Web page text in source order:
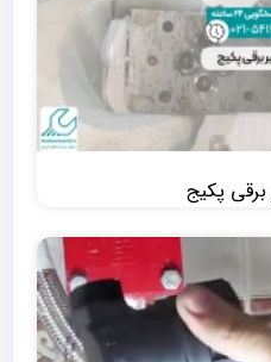
برقی پکیج